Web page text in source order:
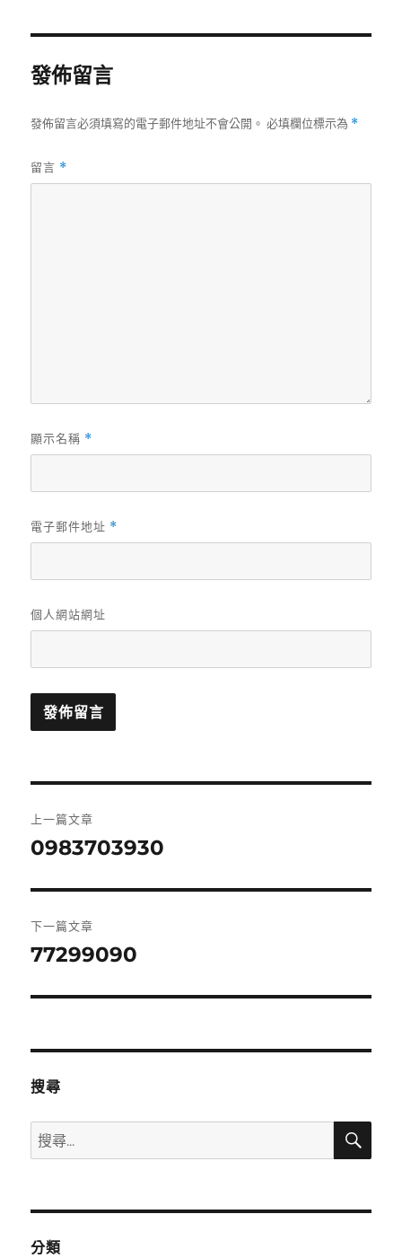
發佈留言
發佈留言必須填寫的電子郵件地址不會公開。 必填欄位標示為 *
留言 *
顯示名稱 *
電子郵件地址 *
個人網站網址
章
覽
上一篇文章
上
篇
文
章:
0983703930
下一篇文章
下
篇
章:
77299090
搜尋
搜
尋
鍵
搜
分類